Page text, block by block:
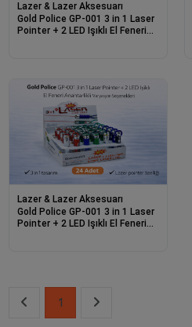
Lazer & Lazer Aksesuarı
Gold Police GP-001 3 in 1 Laser
Pointer + 2 LED Işıklı El Feneri
Lazer & Lazer Aksesuarı
Gold Police GP-001 3 in 1 Laser
Pointer + 2 LED Işıklı El Feneri
1